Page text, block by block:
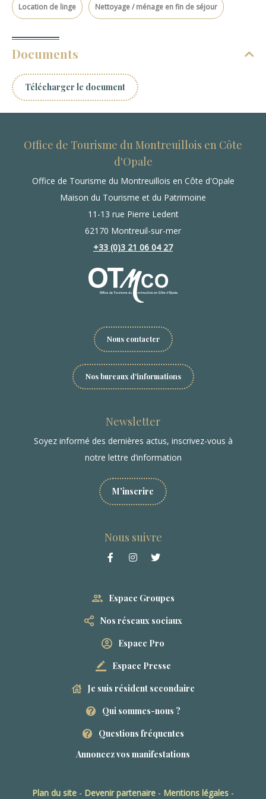
Location de linge Nettoyage / ménage en fin de séjour
Documents
Télécharger le document
Office de Tourisme du Montreuillois en Côte
d'Opale
Office de Tourisme du Montreuillois en Côte d'Opale
Maison du Tourisme et du Patrimoine
11-13 rue Pierre Ledent
62170 Montreuil-sur-mer
+33 (0)3 21 06 04 27
Nous contacter
Nos bureaux d'informations
Newsletter
Soyez informé des dernières actus, inscrivez-vous à
notre lettre d’information
M'inscrire
Nous suivre
Espace Groupes
Nos réseaux sociaux
Espace Pro
Espace Presse
Je suis résident secondaire
Qui sommes-nous ?
Questions fréquentes
Annoncez vos manifestations
Plan du site - Devenir partenaire - Mentions légales -